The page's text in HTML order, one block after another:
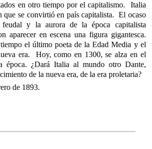
en otro tiempo por el capitalismo. Italia
que se convirtió en país capitalista. El ocaso
y la aurora de la época capitalista
aparecer en escena una figura gigantesca.
el último poeta de la Edad Media y el
era. Hoy, como en 1300, se alza en el
época. ¿Dará Italia al mundo otro Dante,
de la nueva era, de la era proletaria?
de 1893.